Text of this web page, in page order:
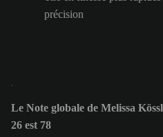
précision
Le Note globale de Melissa
26 est 78